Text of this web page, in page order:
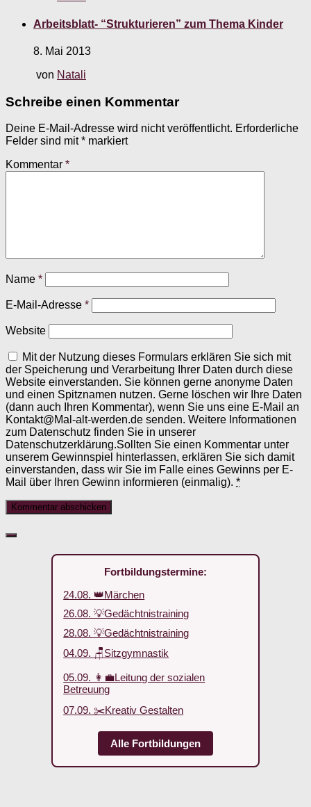
Arbeitsblatt- “Strukturieren” zum Thema Kinder
8. Mai 2013
von Natali
Schreibe einen Kommentar
Deine E-Mail-Adresse wird nicht veröffentlicht. Erforderliche
Felder sind mit* markiert
Kommentar *
Name *
E-Mail-Adresse *
Website
Mit der Nutzung dieses Formulars erklären Sie sich mit
der Speicherung und Verarbeitung Ihrer Daten durch diese
Website einverstanden. Sie können gerne anonyme Daten
und einen Spitznamen nutzen. Gerne löschen wir Ihre Daten
(dann auch Ihren Kommentar), wenn Sie uns eine E-Mail an
Kontakt@Mal-alt-werden.de senden. Weitere Informationen
zum Datenschutz finden Sie in unserer
Datenschutzerklärung.Sollten Sie einen Kommentar unter
unserem Gewinnspiel hinterlassen, erklären Sie sich damit
einverstanden, dass wir Sie im Falle eines Gewinns per E-
Mail über Ihren Gewinn informieren (einmalig). *
Fortbildungstermine:
24.08. 👑Märchen
26.08. 💡Gedächtnistraining
28.08. 💡Gedächtnistraining
04.09. 🪑Sitzgymnastik
05.09. 👩‍💼Leitung der sozialen
Betreuung
07.09. ✂️Kreativ Gestalten
Alle Fortbildungen